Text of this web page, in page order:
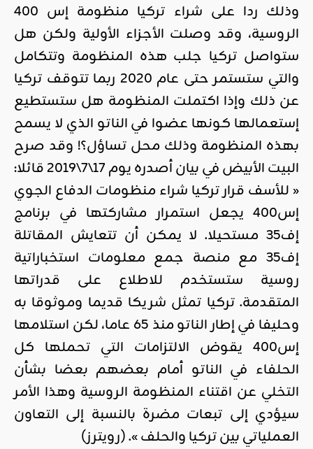
وذلك ردا على شراء تركيا منظومة إس 400
الروسية، وقد وصلت الأجزاء الأولية ولكن هل
ستواصل تركيا جلب هذه المنظومة وتتكامل
والتي ستستمر حتى عام 2020 ربما تتوقف تركيا
عن ذلك وإذا اكتملت المنظومة هل ستستطيع
إستعمالها كونها عضوا في الناتو الذي لا يسمح
بهذه المنظومة وذلك محل تساؤل؟! وقد صرح
البيت الأبيض في بيان أصدره يوم 17\7\2019 قائلا:
« للأسف قرار تركيا شراء منظومات الدفاع الجوي
إس400 يجعل استمرار مشاركتها في برنامج
إف35 مستحيلا. لا يمكن أن تتعايش المقاتلة
إف35 مع منصة جمع معلومات استخباراتية
روسية ستستخدم للاطلاع على قدراتها
المتقدمة. تركيا تمثل شريكا قديما وموثوقا به
وحليفا في إطار الناتو منذ 65 عاما، لكن استلامها
إس400 يقوض الالتزامات التي تحملها كل
الحلفاء في الناتو أمام بعضهم بعضا بشأن
التخلي عن اقتناء المنظومة الروسية وهذا الأمر
سيؤدي إلى تبعات مضرة بالنسبة إلى التعاون
العملياتي بين تركيا والحلف ». (رويترز)